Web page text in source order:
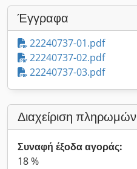
Έγγραφα
22240737-01.pdf
22240737-02.pdf
22240737-03.pdf
Διαχείριση πληρωμών
Συναφή έξοδα αγοράς:
18 %